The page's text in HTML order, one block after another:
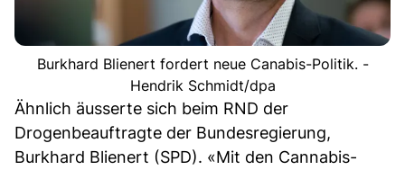
Burkhard Blienert fordert neue Canabis-Politik. -
Hendrik Schmidt/dpa
Ähnlich äusserte sich beim RND der
Drogenbeauftragte der Bundesregierung,
Burkhard Blienert (SPD). «Mit den Cannabis-